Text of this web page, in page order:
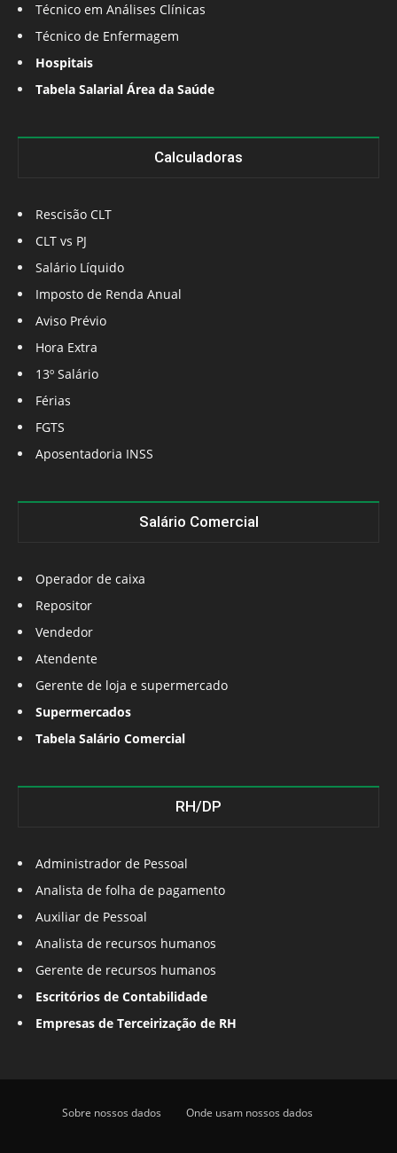
Técnico em Análises Clínicas
Técnico de Enfermagem
Hospitais
Tabela Salarial Área da Saúde
Calculadoras
Rescisão CLT
CLT vs PJ
Salário Líquido
Imposto de Renda Anual
Aviso Prévio
Hora Extra
13º Salário
Férias
FGTS
Aposentadoria INSS
Salário Comercial
Operador de caixa
Repositor
Vendedor
Atendente
Gerente de loja e supermercado
Supermercados
Tabela Salário Comercial
RH/DP
Administrador de Pessoal
Analista de folha de pagamento
Auxiliar de Pessoal
Analista de recursos humanos
Gerente de recursos humanos
Escritórios de Contabilidade
Empresas de Terceirização de RH
Sobre nossos dados Onde usam nossos dados